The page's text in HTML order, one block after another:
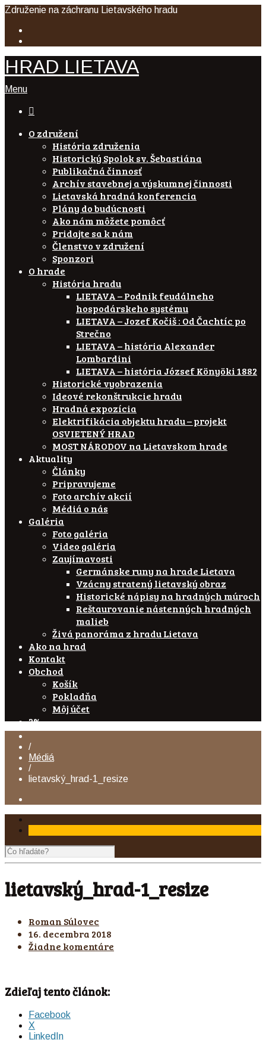
Združenie na záchranu Lietavského hradu
HRAD LIETAVA
Menu

O združení
História združenia
Historický Spolok sv. Šebastiána
Publikačná činnosť
Archív stavebnej a výskumnej činnosti
Lietavská hradná konferencia
Plány do budúcnosti
Ako nám môžete pomôcť
Pridajte sa k nám
Členstvo v združení
Sponzori
O hrade
História hradu
LIETAVA – Podnik feudálneho
hospodárskeho systému
LIETAVA – Jozef Kočiš : Od Čachtíc po
Strečno
LIETAVA – história Alexander
Lombardini
LIETAVA – história József Könyöki 1882
Historické vyobrazenia
Ideové rekonštrukcie hradu
Hradná expozícia
Elektrifikácia objektu hradu – projekt
OSVIETENÝ HRAD
MOST NÁRODOV na Lietavskom hrade
Aktuality
Články
Pripravujeme
Foto archív akcií
Médiá o nás
Galéria
Foto galéria
Video galéria
Zaujímavosti
Germánske runy na hrade Lietava
Vzácny stratený lietavský obraz
Historické nápisy na hradných múroch
Reštaurovanie nástenných hradných
malieb
Živá panoráma z hradu Lietava
Ako na hrad
Kontakt
Obchod
Košík
Pokladňa
Môj účet
2%
/
Médiá
/
lietavský_hrad-1_resize
lietavský_hrad-1_resize
Roman Súlovec
16. decembra 2018
Žiadne komentáre
Zdieľaj tento článok:
Facebook
X
LinkedIn